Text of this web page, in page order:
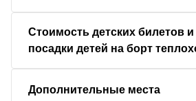
Стоимость детских билетов и
посадки детей на борт
Дополнительные места